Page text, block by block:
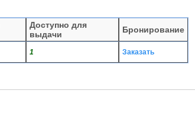
Доступно для
выдачи
Бронирование
1 Заказать